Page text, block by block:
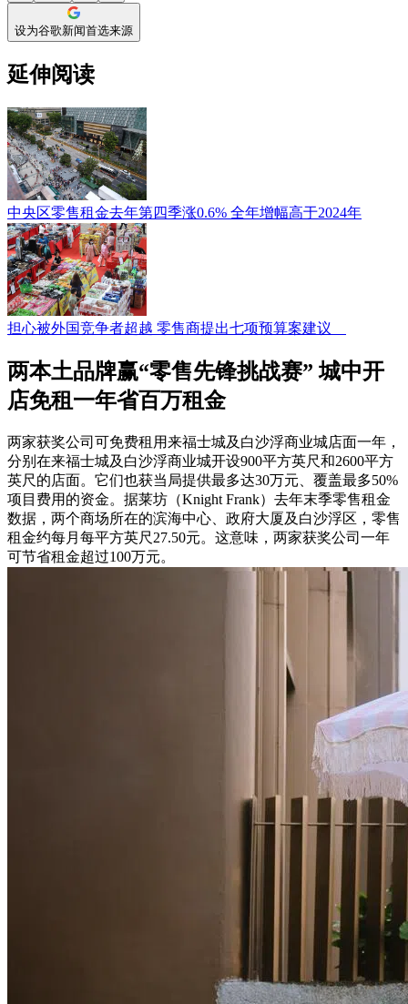
设为谷歌新闻首选来源
延伸阅读
中央区零售租金去年第四季涨0.6% 全年增幅高于2024年
担心被外国竞争者超越 零售商提出七项预算案建议
两本土品牌赢“零售先锋挑战赛” 城中开
店免租一年省百万租金
两家获奖公司可免费租用来福士城及白沙浮商业城店面一年，
分别在来福士城及白沙浮商业城开设900平方英尺和2600平方
英尺的店面。它们也获当局提供最多达30万元、覆盖最多50%
项目费用的资金。据莱坊（Knight Frank）去年末季零售租金
数据，两个商场所在的滨海中心、政府大厦及白沙浮区，零售
租金约每月每平方英尺27.50元。这意味，两家获奖公司一年
可节省租金超过100万元。